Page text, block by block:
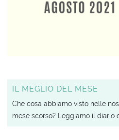
IL MEGLIO DEL MESE
Che cosa abbiamo visto nelle
mese scorso? Leggiamo il diario